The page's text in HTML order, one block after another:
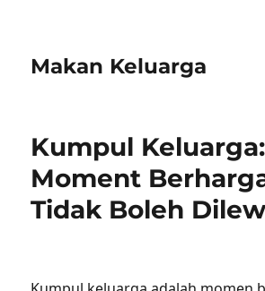
Makan Keluarga
Kumpul Keluarga:
Moment
Tidak Boleh